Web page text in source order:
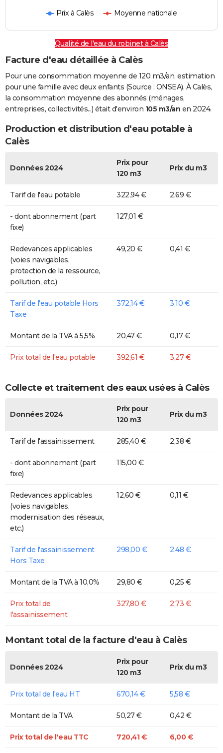
Prix à Calès Moyenne nationale
Qualité de l'eau du robinet à Calès
Facture d'eau détaillée à Calès
Pour une consommation moyenne de 120 m3/an, estimation
pour une famille avec deux enfants (Source : ONSEA). À Calès,
la consommation moyenne des abonnés (ménages,
entreprises, collectivités...) était d'environ 105 m3/an en 2024.
Production et distribution d'eau potable à
Calès
Données 2024
Prix pour
120 m3
Prix du m3
Tarif de l'eau potable 322,94 € 2,69 €
- dont abonnement (part
fixe)
127,01 €
Redevances applicables
(voies navigables,
protection de la ressource,
pollution, etc.)
49,20 € 0,41 €
Tarif de l'eau potable Hors
Taxe
372,14 € 3,10 €
Montant de la TVA à 5,5% 20,47 € 0,17 €
Prix total de l'eau potable 392,61 € 3,27 €
Collecte et traitement des eaux usées à Calès
Données 2024
Prix pour
120 m3
Prix du m3
Tarif de l'assainissement 285,40 € 2,38 €
- dont abonnement (part
fixe)
115,00 €
Redevances applicables
(voies navigables,
modernisation des réseaux,
etc.)
12,60 € 0,11 €
Tarif de l'assainissement
Hors Taxe
298,00 € 2,48 €
Montant de la TVA à 10,0% 29,80 € 0,25 €
Prix total de
l'assainissement
327,80 € 2,73 €
Montant total de la facture d'eau à Calès
Données 2024
Prix pour
120 m3
Prix du m3
Prix total de l'eau HT 670,14 € 5,58 €
Montant de la TVA 50,27 € 0,42 €
Prix total de l'eau TTC 720,41 € 6,00 €